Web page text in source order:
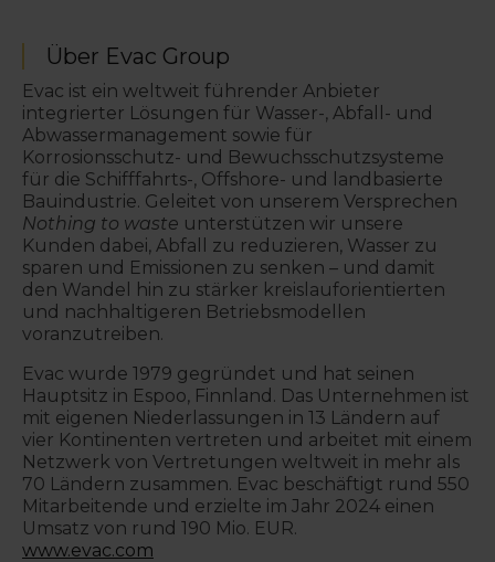
Über Evac Group
Evac ist ein weltweit führender Anbieter
integrierter Lösungen für Wasser-, Abfall- und
Abwassermanagement sowie für
Korrosionsschutz- und Bewuchsschutzsysteme
für die Schifffahrts-, Offshore- und landbasierte
Bauindustrie. Geleitet von unserem Versprechen
Nothing to waste unterstützen wir unsere
Kunden dabei, Abfall zu reduzieren, Wasser zu
sparen und Emissionen zu senken – und damit
den Wandel hin zu stärker kreislauforientierten
und nachhaltigeren Betriebsmodellen
voranzutreiben.
Evac wurde 1979 gegründet und hat seinen
Hauptsitz in Espoo, Finnland. Das Unternehmen ist
mit eigenen Niederlassungen in 13 Ländern auf
vier Kontinenten vertreten und arbeitet mit einem
Netzwerk von Vertretungen weltweit in mehr als
70 Ländern zusammen. Evac beschäftigt rund 550
Mitarbeitende und erzielte im Jahr 2024 einen
Umsatz von rund 190 Mio. EUR.
www.evac.com